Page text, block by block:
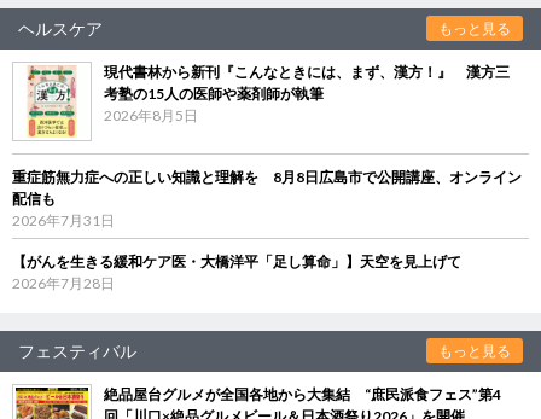
ヘルスケア もっと見る
現代書林から新刊『こんなときには、まず、漢方！』 漢方三
考塾の15人の医師や薬剤師が執筆
2026年8月5日
重症筋無力症への正しい知識と理解を 8月8日広島市で公開講座、オンライン
配信も
2026年7月31日
【がんを生きる緩和ケア医・大橋洋平「足し算命」】天空を見上げて
2026年7月28日
フェスティバル もっと見る
絶品屋台グルメが全国各地から大集結 “庶民派食フェス”第4